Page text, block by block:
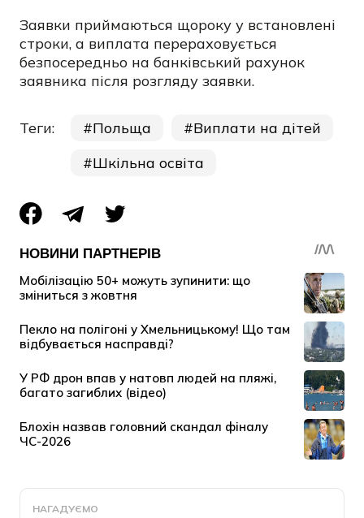
Заявки приймаються щороку у встановлені
строки, а виплата перераховується
безпосередньо на банківський рахунок
заявника після розгляду заявки.
Теги: Польща
Виплати на дітей
Шкільна освіта
НАГАДУЄМО